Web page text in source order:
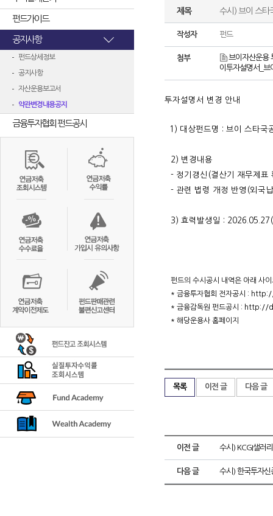
펀드가이드
공지사항
펀드상세정보
공지사항
자산운용보고서
약관변경내용공지
금융투자협회 펀드공시
제목 수시) 브이 스타
작성자 펀드
첨부
브이자산운용
이투자설명서_
투자설명서 변경 안내
1) 대상펀드명 : 브이 스타국
2) 변경내용
- 정기갱신(결산기 재무제표
- 관련 법령 개정 반영(외국
3) 효력발생일 :
펀드의 수시공시 내역은 아래 사
* 금융투자협회 전자공시 :
* 금융감독원 펀드공시 : http://
* 해당운용사 홈페이지
목록 이전 글 다음 글
이전 글 수시) KCGI샐러
다음 글 수시) 한국투자